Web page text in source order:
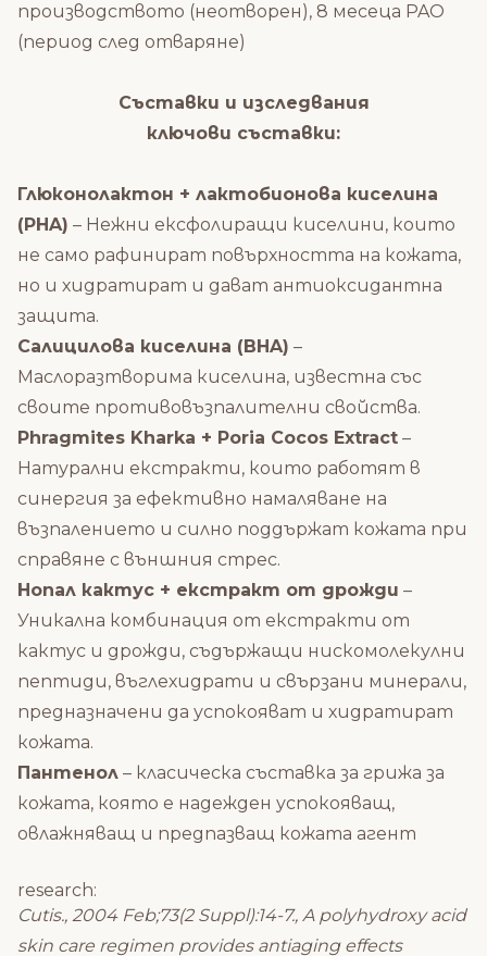
производството (неотворен), 8 месеца PAO
(период след отваряне)
Съставки и изследвания
ключови съставки:
Глюконолактон + лактобионова киселина
(PHA) – Нежни ексфолиращи киселини, които
не само рафинират повърхността на кожата,
но и хидратират и дават антиоксидантна
защита.
Салицилова киселина (BHA) –
Маслоразтворима киселина, известна със
своите противовъзпалителни свойства.
Phragmites Kharka + Poria Cocos Extract –
Натурални екстракти, които работят в
синергия за ефективно намаляване на
възпалението и силно поддържат кожата при
справяне с външния стрес.
Нопал кактус + екстракт от дрожди –
Уникална комбинация от екстракти от
кактус и дрожди, съдържащи нискомолекулни
пептиди, въглехидрати и свързани минерали,
предназначени да успокояват и хидратират
кожата.
Пантенол – класическа съставка за грижа за
кожата, която е надежден успокояващ,
овлажняващ и предпазващ кожата агент
research:
Cutis., 2004 Feb;73(2 Suppl):14-7., A polyhydroxy acid
skin care regimen provides antiaging effects